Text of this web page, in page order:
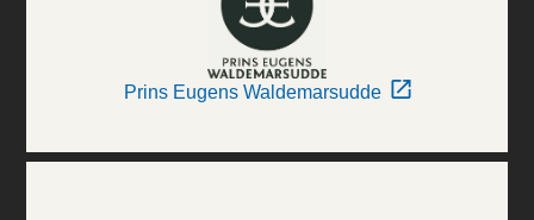
Prins Eugens Waldemarsudde